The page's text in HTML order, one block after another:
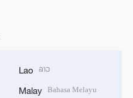
Lao ລາວ
Malay Bahasa Melayu